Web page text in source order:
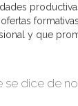
y que
se dice de